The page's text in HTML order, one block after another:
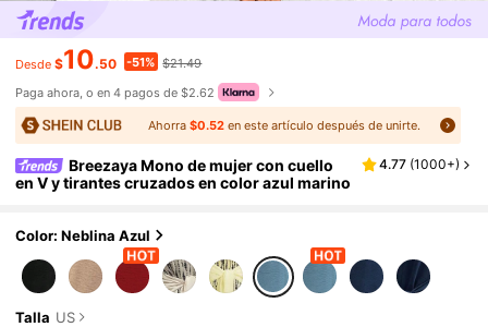
Desde $10.50 -51% $21.49
Paga ahora, o en 4 pagos de $2.62
Ahorra $0.52en este artículo después de unirte.
Breezaya Mono de mujer con cuello
en V y tirantes cruzados en color azul marino
4.77 (1000+)
Color: Neblina Azul
Talla US